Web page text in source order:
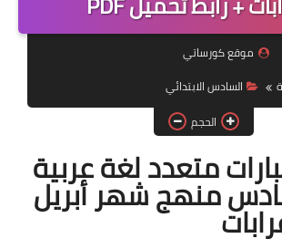
موضوعات
تكنولوجيا
روايات
موقع كورساتي
السادس الابتدائي
الحجم
متعدد لغة عربية
منهج شهر أبريل